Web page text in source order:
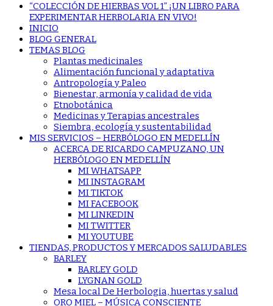
“COLECCIÓN DE HIERBAS VOL 1” ¡UN LIBRO PARA
EXPERIMENTAR HERBOLARIA EN VIVO!
INICIO
BLOG GENERAL
TEMAS BLOG
Plantas medicinales
Alimentación funcional y adaptativa
Antropología y Paleo
Bienestar, armonía y calidad de vida
Etnobotánica
Medicinas y Terapias ancestrales
Siembra, ecología y sustentabilidad
MIS SERVICIOS – HERBÓLOGO EN MEDELLÍN
ACERCA DE RICARDO CAMPUZANO, UN
HERBÓLOGO EN MEDELLÍN
MI WHATSAPP
MI INSTAGRAM
MI TIKTOK
MI FACEBOOK
MI LINKEDIN
MI TWITTER
MI YOUTUBE
TIENDAS, PRODUCTOS Y MERCADOS SALUDABLES
BARLEY
BARLEY GOLD
LYGNAN GOLD
Mesa local De Herbologia, huertas y salud
ORO MIEL – MÚSICA CONSCIENTE